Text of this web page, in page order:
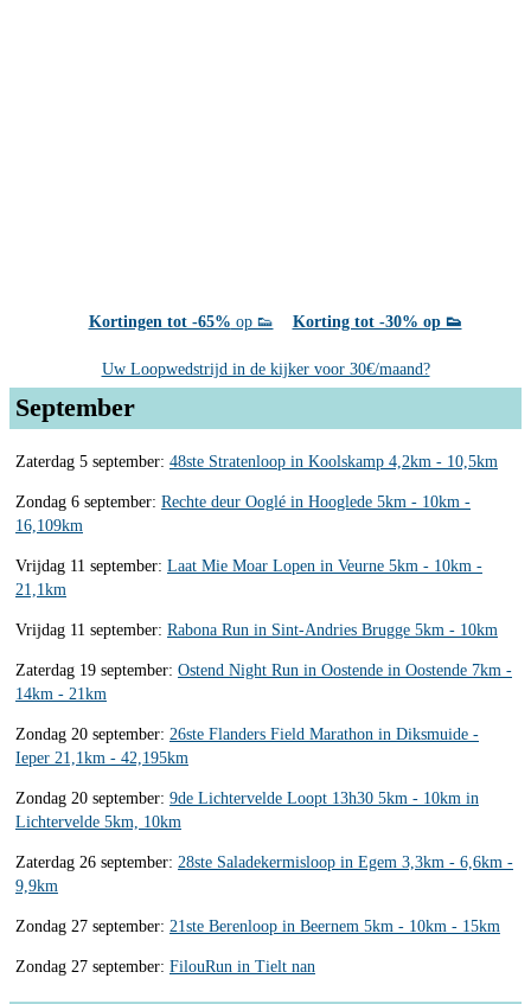
Kortingen tot -65% op 👟 Korting tot -30% op 👟
Uw Loopwedstrijd in de kijker voor 30€/maand?
September
Zaterdag 5 september: 48ste Stratenloop in Koolskamp 4,2km - 10,5km
Zondag 6 september: Rechte deur Ooglé in Hooglede 5km - 10km -
16,109km
Vrijdag 11 september: Laat Mie Moar Lopen in Veurne 5km - 10km -
21,1km
Vrijdag 11 september: Rabona Run in Sint-Andries Brugge 5km - 10km
Zaterdag 19 september: Ostend Night Run in Oostende in Oostende 7km -
14km - 21km
Zondag 20 september: 26ste Flanders Field Marathon in Diksmuide -
Ieper 21,1km - 42,195km
Zondag 20 september: 9de Lichtervelde Loopt 13h30 5km - 10km in
Lichtervelde 5km, 10km
Zaterdag 26 september: 28ste Saladekermisloop in Egem 3,3km - 6,6km -
9,9km
Zondag 27 september: 21ste Berenloop in Beernem 5km - 10km - 15km
Zondag 27 september: FilouRun in Tielt nan